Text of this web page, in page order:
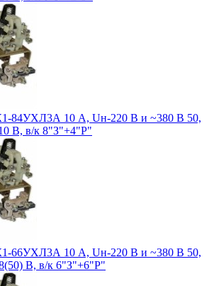
84УХЛ3А 10 А, Uн-220 В и ~380 В 50,
В, в/к 8"З"+4"Р"
66УХЛ3А 10 А, Uн-220 В и ~380 В 50,
В, в/к 6"З"+6"Р"